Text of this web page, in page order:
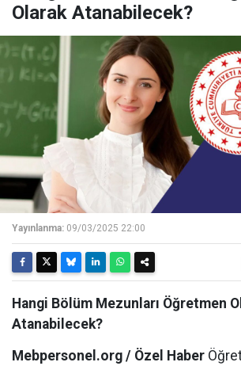
Olarak Atanabilecek?
Yayınlanma: 09/03/2025 22:00
Hangi Bölüm Mezunları Öğretmen
Atanabilecek?
Mebpersonel.org / Özel Haber